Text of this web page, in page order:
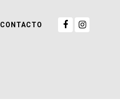
CONTACTO